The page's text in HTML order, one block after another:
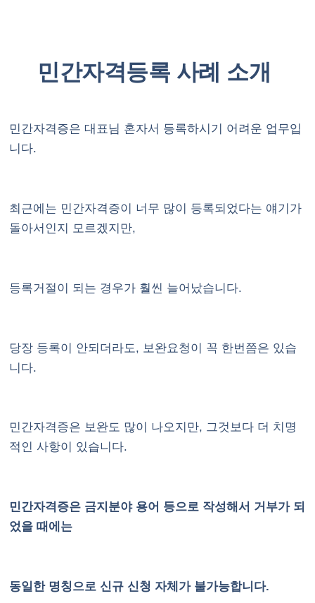
민간자격등록 사례 소개
민간자격증은 대표님 혼자서 등록하시기 어려운 업무입
니다.
최근에는 민간자격증이 너무 많이 등록되었다는 얘기가
돌아서인지 모르겠지만,
등록거절이 되는 경우가 훨씬 늘어났습니다.
당장 등록이 안되더라도, 보완요청이 꼭 한번쯤은 있습
니다.
민간자격증은 보완도 많이 나오지만, 그것보다 더 치명
적인 사항이 있습니다.
민간자격증은 금지분야 용어 등으로 작성해서 거부가 되
었을 때에는
동일한 명칭으로 신규 신청 자체가 불가능합니다.